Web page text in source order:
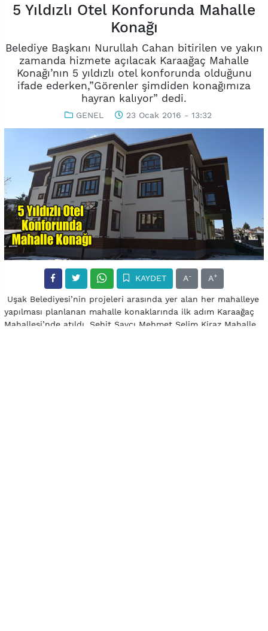
5 Yıldızlı Otel Konforunda Mahalle
Konağı
Belediye Başkanı Nurullah Cahan bitirilen ve yakın
zamanda hizmete açılacak Karaağaç Mahalle
Konağı’nın 5 yıldızlı otel konforunda olduğunu
ifade ederken,”Görenler şimdiden konağımıza
hayran kalıyor” dedi.
GENEL 23 Ocak 2016 - 13:32
KAYDET A- A+
Uşak Belediyesi’nin projeleri arasında yer alan her mahalleye
yapılması planlanan mahalle konaklarında ilk adım Karaağaç
Mahallesi’nde atıldı. Şehit Savcı Mehmet Selim Kiraz Mahalle